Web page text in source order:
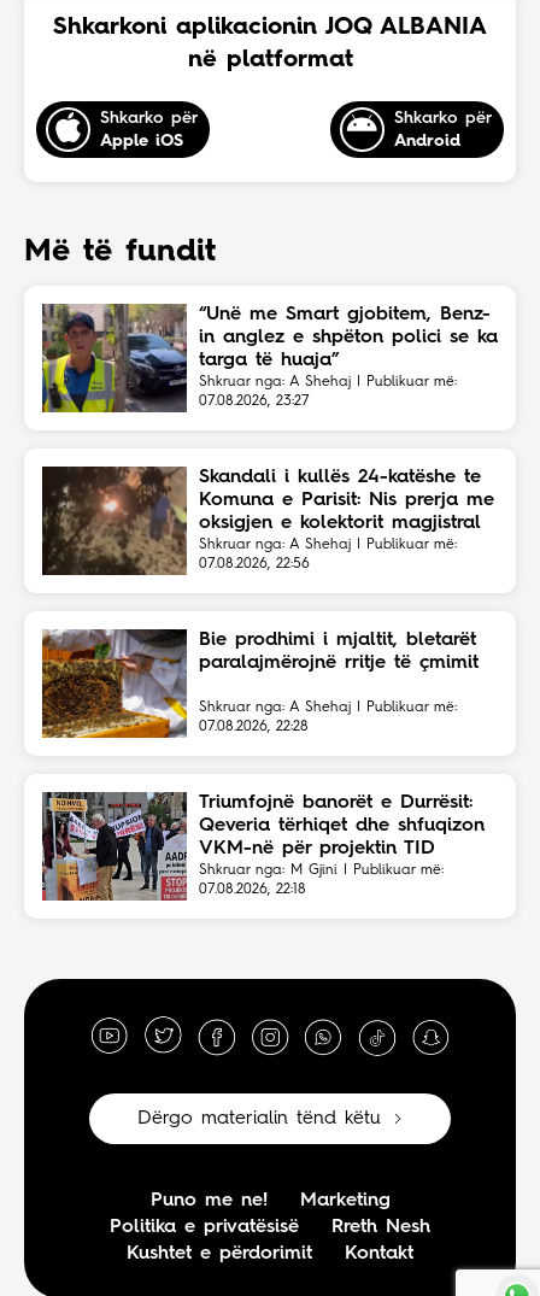
Shkarkoni aplikacionin JOQ ALBANIA
në platformat
Shkarko për
Apple iOS
Shkarko për
Android
Më të fundit
“Unë me Smart gjobitem, Benz-
in anglez e shpëton polici se ka
targa të huaja”
Shkruar nga: A Shehaj | Publikuar më:
07.08.2026, 23:27
Skandali i kullës 24-katëshe te
Komuna e Parisit: Nis prerja me
oksigjen e kolektorit magjistral
në fshehtësi
Shkruar nga: A Shehaj | Publikuar më:
07.08.2026, 22:56
Bie prodhimi i mjaltit, bletarët
paralajmërojnë rritje të çmimit
Shkruar nga: A Shehaj | Publikuar më:
07.08.2026, 22:28
Triumfojnë banorët e Durrësit:
Qeveria tërhiqet dhe shfuqizon
VKM-në për projektin TID
Shkruar nga: M Gjini | Publikuar më:
07.08.2026, 22:18
Dërgo materialin tënd këtu
Puno me ne!
Marketing
Politika e privatësisë
Rreth Nesh
Kushtet e përdorimit
Kontakt